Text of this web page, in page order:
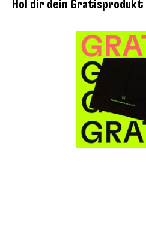
Hol dir dein Gratisprodukt